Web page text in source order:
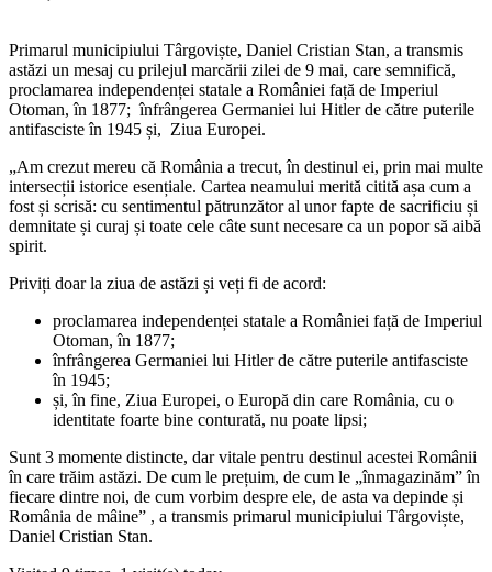
Primarul municipiului Târgoviște, Daniel Cristian Stan, a transmis
astăzi un mesaj cu prilejul marcării zilei de 9 mai, care semnifică,
proclamarea independenței statale a României față de Imperiul
Otoman, în 1877; înfrângerea Germaniei lui Hitler de către puterile
antifasciste în 1945 și, Ziua Europei.
„Am crezut mereu că România a trecut, în destinul ei, prin mai multe
intersecții istorice esențiale. Cartea neamului merită citită așa cum a
fost și scrisă: cu sentimentul pătrunzător al unor fapte de sacrificiu și
demnitate și curaj și toate cele câte sunt necesare ca un popor să aibă
spirit.
Priviți doar la ziua de astăzi și veți fi de acord:
proclamarea independenței statale a României față de Imperiul
Otoman, în 1877;
înfrângerea Germaniei lui Hitler de către puterile antifasciste
în 1945;
și, în fine, Ziua Europei, o Europă din care România, cu o
identitate foarte bine conturată, nu poate lipsi;
Sunt 3 momente distincte, dar vitale pentru destinul acestei Românii
în care trăim astăzi. De cum le prețuim, de cum le „înmagazinăm” în
fiecare dintre noi, de cum vorbim despre ele, de asta va depinde și
România de mâine” , a transmis primarul municipiului Târgoviște,
Daniel Cristian Stan.